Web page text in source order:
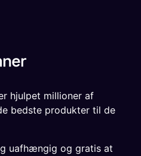
hjulpet millioner af
bedste produkter til de
uafhængig og gratis at